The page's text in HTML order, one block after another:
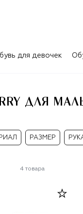
для девочек
ДЛЯ
РАЗМЕР
4 товара